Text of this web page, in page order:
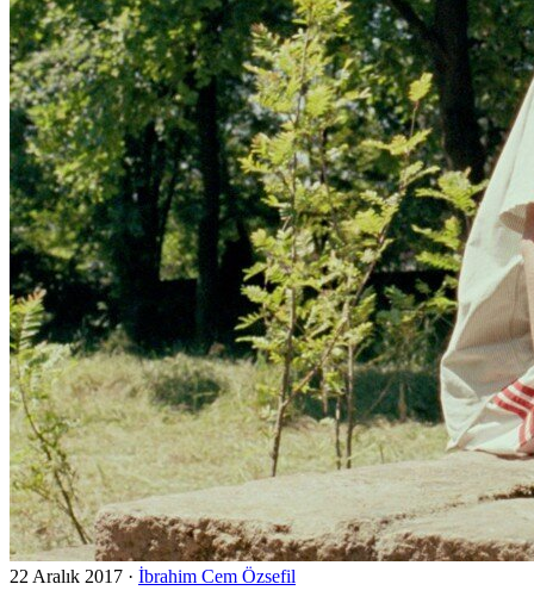
22 Aralık 2017 · İbrahim Cem Özsefil